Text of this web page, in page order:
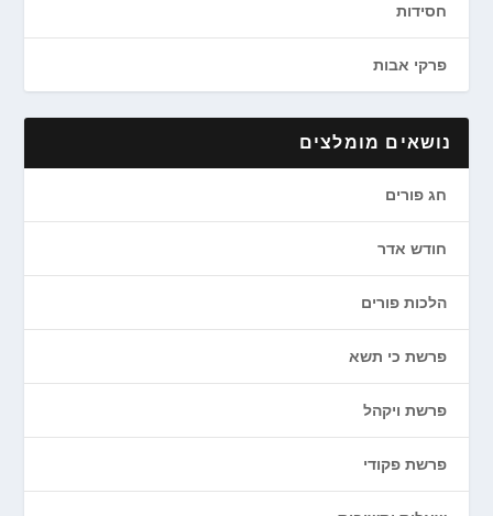
חסידות
פרקי אבות
נושאים מומלצים
חג פורים
חודש אדר
הלכות פורים
פרשת כי תשא
פרשת ויקהל
פרשת פקודי